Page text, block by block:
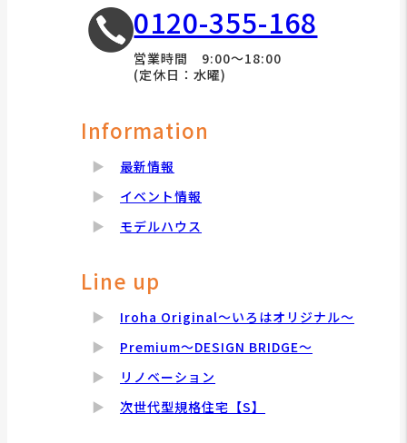
0120-355-168
営業時間 9:00～18:00
(定休日：水曜)
Information
最新情報
イベント情報
モデルハウス
Line up
Iroha Original～いろはオリジナル～
Premium～DESIGN BRIDGE～
リノベーション
次世代型規格住宅【S】